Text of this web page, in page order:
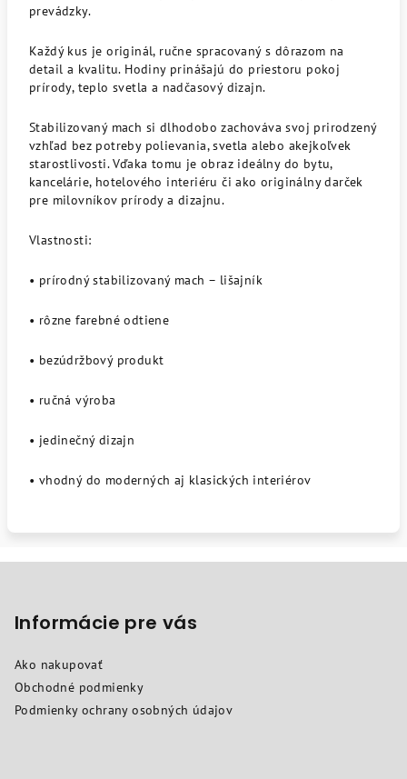
prevádzky.
Každý kus je originál, ručne spracovaný s dôrazom na
detail a kvalitu. Hodiny prinášajú do priestoru pokoj
prírody, teplo svetla a nadčasový dizajn.
Stabilizovaný mach si dlhodobo zachováva svoj prirodzený
vzhľad bez potreby polievania, svetla alebo akejkoľvek
starostlivosti. Vďaka tomu je obraz ideálny do bytu,
kancelárie, hotelového interiéru či ako originálny darček
pre milovníkov prírody a dizajnu.
Vlastnosti:
• prírodný stabilizovaný mach – lišajník
• rôzne farebné odtiene
• bezúdržbový produkt
• ručná výroba
• jedinečný dizajn
• vhodný do moderných aj klasických interiérov
Informácie pre vás
Ako nakupovať
Obchodné podmienky
Podmienky ochrany osobných údajov